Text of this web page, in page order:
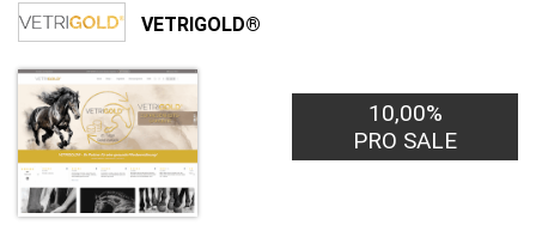
VETRIGOLD®
10,00%
PRO SALE